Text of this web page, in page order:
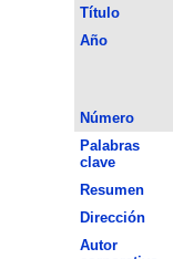
Título
Año
Número
Palabras
clave
Resumen
Dirección
Autor